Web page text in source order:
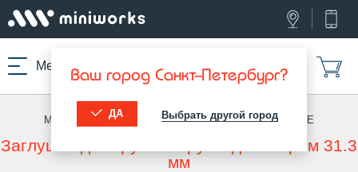
Меню Ваш город Санкт-Петербург?
ДА Выбрать другой город
МИНИВОРКС ПРО ЗАГЛУШКИ ДЛЯ ТРУБ /КРУГЛЫЕ
Заглушка для круглой трубы диаметром 31.3
мм